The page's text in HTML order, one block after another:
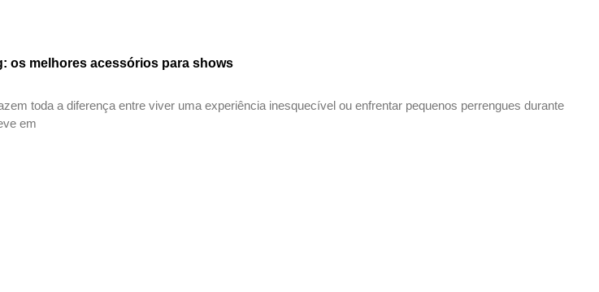
os melhores acessórios para shows
toda a diferença entre viver uma experiência inesquecível ou enfrentar pequenos perrengues durante
em